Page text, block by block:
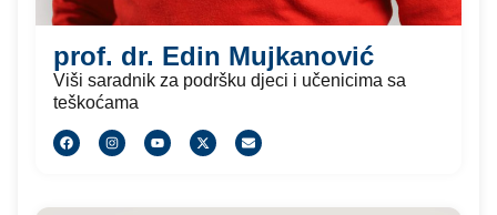
prof. dr. Edin Mujkanović
Viši saradnik za podršku djeci i učenicima sa
teškoćama